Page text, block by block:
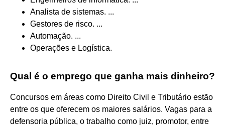
Analista de sistemas. ...
Gestores de risco. ...
Automação. ...
Operações e Logística.
Qual é o emprego que ganha mais dinheiro?
Concursos em áreas como Direito Civil e Tributário estão
entre os que oferecem os maiores salários. Vagas para a
defensoria pública, o trabalho como juiz, promotor, entre